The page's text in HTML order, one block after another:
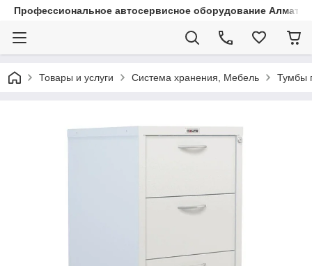
Профессиональное автосервисное оборудование Алматы
Товары и услуги Система хранения, Мебель Тумбы